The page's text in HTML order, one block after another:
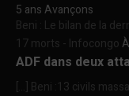
5 ans Avançons
Beni : Le bilan de la
17 morts - InfocongoÀ
ADF dans deux
[…] Beni :13 civils